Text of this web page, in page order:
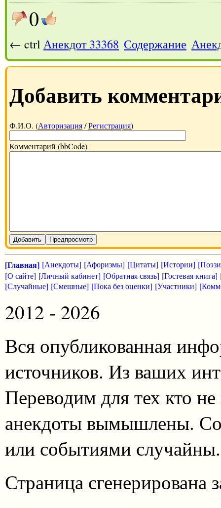
0
← ctrl Анекдот 33368 Содержание
Добавить
Ф.И.О. (Авторизация/Регистрация)
Комментарий (bbCode)
Добавить Предпросмотр
[Главная] [Анекдоты] [Афоризмы] [Цитаты] [Истории]
[О сайте] [Личный кабинет] [Обратная связь] [Гостевая книга]
[Случайные] [Смешные] [Пока без оценки] [Участники]
2012 - 2026
Вся опубликованная
источников. Из ваших
Переводим для тех кто
анекдоты вымышлены.
или событиями случайны.
Страница сгенерирована